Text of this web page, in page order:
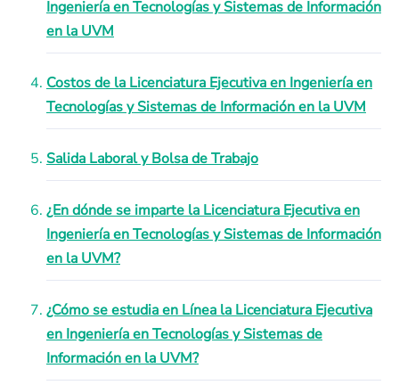
Ingeniería en Tecnologías y Sistemas de Información
en la UVM
Costos de la Licenciatura Ejecutiva en Ingeniería en
Tecnologías y Sistemas de Información en la UVM
Salida Laboral y Bolsa de Trabajo
¿En dónde se imparte la Licenciatura Ejecutiva en
Ingeniería en Tecnologías y Sistemas de Información
en la UVM?
¿Cómo se estudia en Línea la Licenciatura Ejecutiva
en Ingeniería en Tecnologías y Sistemas de
Información en la UVM?